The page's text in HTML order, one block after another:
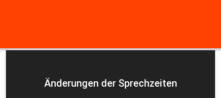
Änderungen der Sprechzeiten